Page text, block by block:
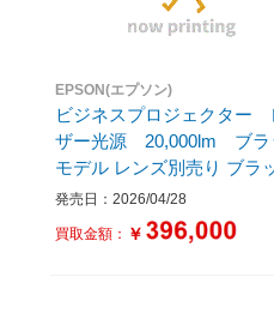
EPSON(エプソン)
ビジネスプロジェクター
ザー光源 20,000lm ブラ
モデル レンズ別売り ブラック
EB-PU2220S
発売日：2026/04/28
買取金額： ￥